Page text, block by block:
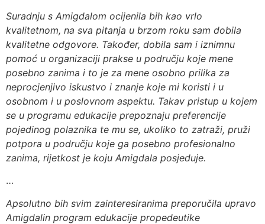
Suradnju s Amigdalom ocijenila bih kao vrlo
kvalitetnom, na sva pitanja u brzom roku sam dobila
kvalitetne odgovore. Također, dobila sam i iznimnu
pomoć u organizaciji prakse u području koje mene
posebno zanima i to je za mene osobno prilika za
neprocjenjivo iskustvo i znanje koje mi koristi i u
osobnom i u poslovnom aspektu. Takav pristup u kojem
se u programu edukacije prepoznaju preferencije
pojedinog polaznika te mu se, ukoliko to zatraži, pruži
potpora u području koje ga posebno profesionalno
zanima, rijetkost je koju Amigdala posjeduje.
…
Apsolutno bih svim zainteresiranima preporučila upravo
Amigdalin program edukacije propedeutike